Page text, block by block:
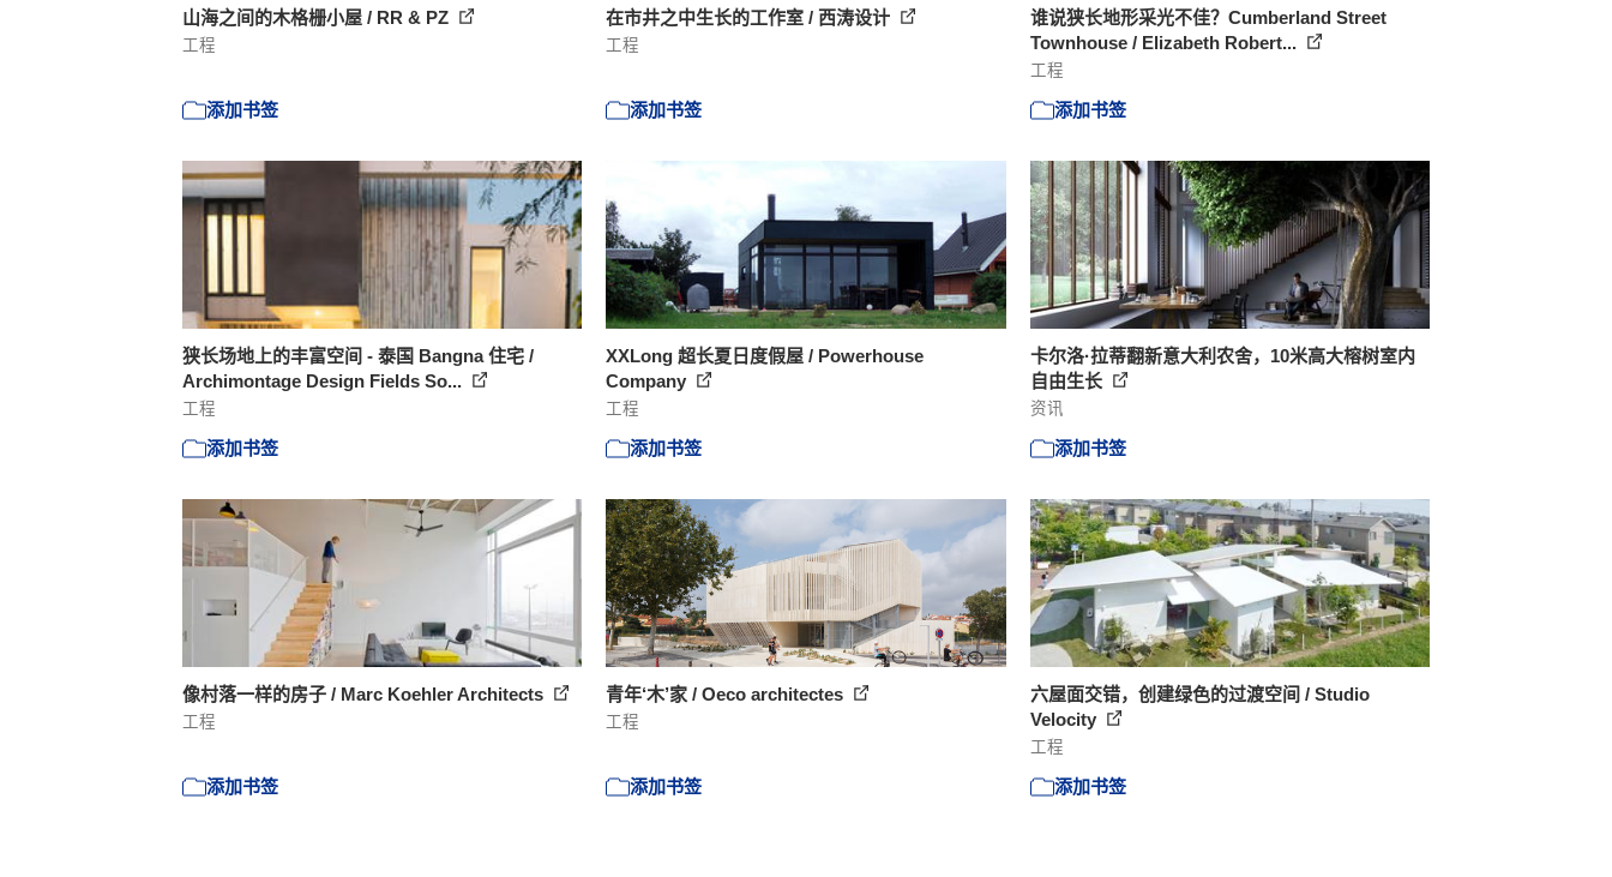
山海之间的木格栅小屋 / RR & PZ
工程
添加书签
在市井之中生长的工作室 / 西涛设计
工程
添加书签
谁说狭长地形采光不佳？Cumberland Street
Townhouse / Elizabeth Robert...
工程
添加书签
狭长场地上的丰富空间 - 泰国 Bangna 住宅 /
Archimontage Design Fields So...
工程
添加书签
XXLong 超长夏日度假屋 / Powerhouse
Company
工程
添加书签
卡尔洛·拉蒂翻新意大利农舍，10米高大榕树室内
自由生长
资讯
添加书签
像村落一样的房子 / Marc Koehler Architects
工程
添加书签
青年‘木’家 / Oeco architectes
工程
添加书签
六屋面交错，创建绿色的过渡空间 / Studio
Velocity
工程
添加书签